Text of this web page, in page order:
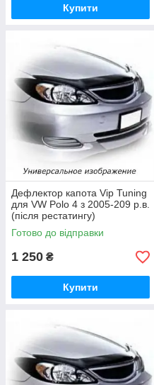
Купити
Дефлектор капота Vip Tuning
для VW Polo 4 з 2005-209 р.в.
(після рестатингу)
Готово до відправки
1 250 ₴
Купити